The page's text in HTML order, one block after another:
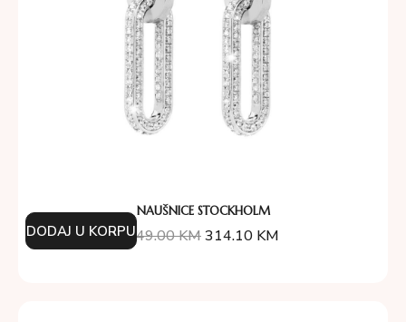
NAUŠNICE STOCKHOLM
349.00KM314.10 KM
DODAJ U KORPU